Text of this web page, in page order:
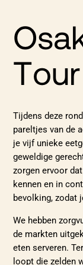
Tour
Tijdens deze
pareltjes van de
je vijf unieke
geweldige
zorgen ervoor
kennen en in
bevolking, zodat
We hebben
de markten
eten serveren.
loopt die zelden